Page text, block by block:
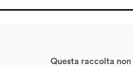
Questa raccolta